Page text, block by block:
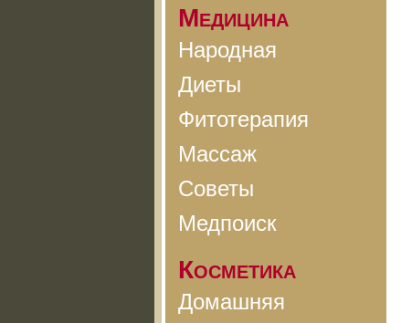
Медицина
Народная
Диеты
Фитотерапия
Массаж
Советы
Медпоиск
Косметика
Домашняя